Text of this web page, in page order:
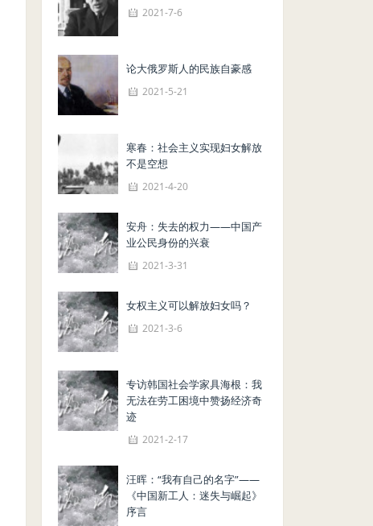
2021-7-6
论大俄罗斯人的民族自豪感
2021-5-21
寒春：社会主义实现妇女解放
不是空想
2021-4-20
安舟：失去的权力——中国产
业公民身份的兴衰
2021-3-31
女权主义可以解放妇女吗？
2021-3-6
专访韩国社会学家具海根：我
无法在劳工困境中赞扬经济奇
迹
2021-2-17
汪晖：“我有自己的名字”——
《中国新工人：迷失与崛起》
序言